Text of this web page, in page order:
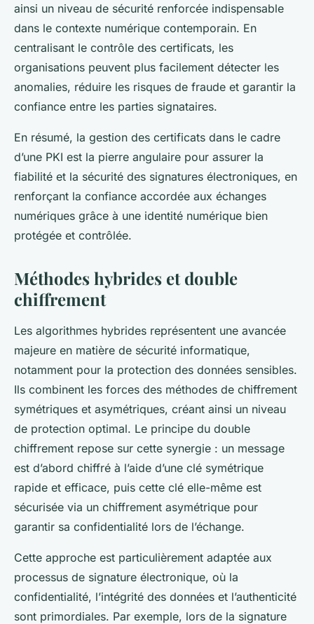
ainsi un niveau de sécurité renforcée indispensable
dans le contexte numérique contemporain. En
centralisant le contrôle des certificats, les
organisations peuvent plus facilement détecter les
anomalies, réduire les risques de fraude et garantir la
confiance entre les parties signataires.
En résumé, la gestion des certificats dans le cadre
d’une PKI est la pierre angulaire pour assurer la
fiabilité et la sécurité des signatures électroniques, en
renforçant la confiance accordée aux échanges
numériques grâce à une identité numérique bien
protégée et contrôlée.
Méthodes hybrides et double
chiffrement
Les algorithmes hybrides représentent une avancée
majeure en matière de sécurité informatique,
notamment pour la protection des données sensibles.
Ils combinent les forces des méthodes de chiffrement
symétriques et asymétriques, créant ainsi un niveau
de protection optimal. Le principe du double
chiffrement repose sur cette synergie : un message
est d’abord chiffré à l’aide d’une clé symétrique
rapide et efficace, puis cette clé elle-même est
sécurisée via un chiffrement asymétrique pour
garantir sa confidentialité lors de l’échange.
Cette approche est particulièrement adaptée aux
processus de signature électronique, où la
confidentialité, l’intégrité des données et l’authenticité
sont primordiales. Par exemple, lors de la signature